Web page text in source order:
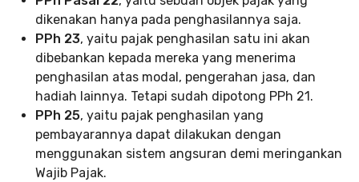
dikenakan hanya pada penghasilannya saja.
PPh 23, yaitu pajak penghasilan satu ini akan
dibebankan kepada mereka yang menerima
penghasilan atas modal, pengerahan jasa, dan
hadiah lainnya. Tetapi sudah dipotong PPh 21.
PPh 25, yaitu pajak penghasilan yang
pembayarannya dapat dilakukan dengan
menggunakan sistem angsuran demi meringankan
Wajib Pajak.